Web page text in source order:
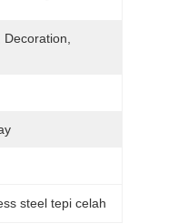
steel tepi celah